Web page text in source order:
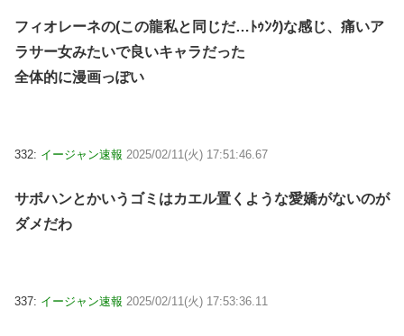
フィオレーネの(この龍私と同じだ…ﾄｩﾝｸ)な感じ、痛いア
ラサー女みたいで良いキャラだった
全体的に漫画っぽい
332: イージャン速報 2025/02/11(火) 17:51:46.67
サポハンとかいうゴミはカエル置くような愛嬌がないのが
ダメだわ
337: イージャン速報 2025/02/11(火) 17:53:36.11